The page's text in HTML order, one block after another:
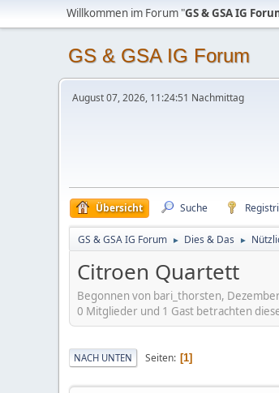
Willkommen im Forum "GS & GSA IG
GS & GSA IG Forum
August 07, 2026, 11:24:51 Nachmittag
Übersicht Suche
GS & GSA IG Forum ► Dies & Das ►
Citroen Quartett
Begonnen von bari_thorsten,
0 Mitglieder und 1 Gast betrachten
NACH UNTEN Seiten 1